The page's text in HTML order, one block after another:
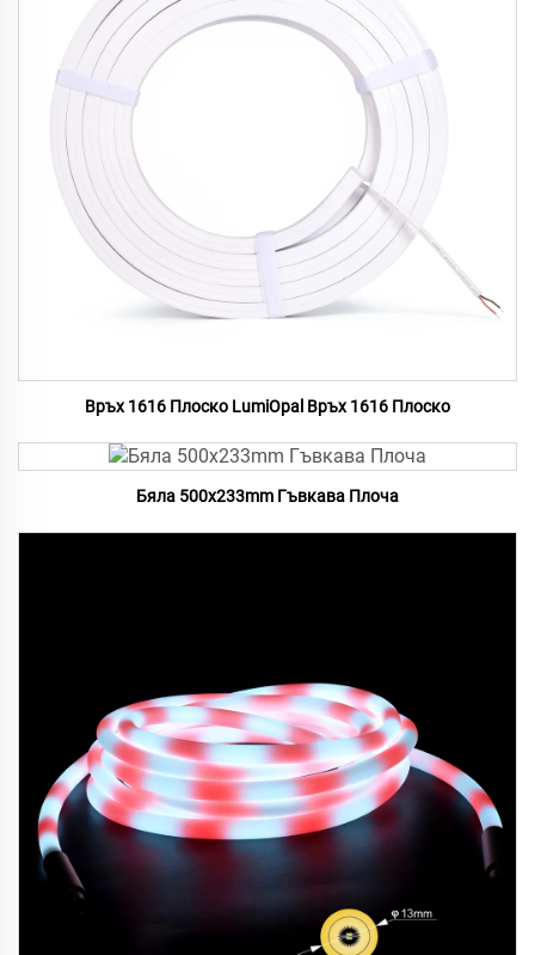
Връх 1616 Плоско LumiOpal Връх 1616 Плоско
Бяла 500x233mm Гъвкава Плоча